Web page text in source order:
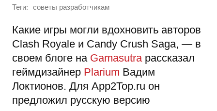
Теги: советы разработчикам
Какие игры могли вдохновить авторов
Сlash Royale и Candy Crush Saga, — в
своем блоге на Gamasutra рассказал
геймдизайнер Plarium Вадим
Локтионов. Для App2Top.ru он
предложил русскую версию